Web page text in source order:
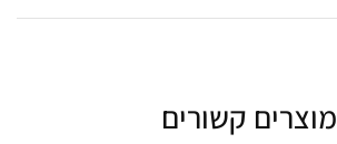
מוצרים קשורים